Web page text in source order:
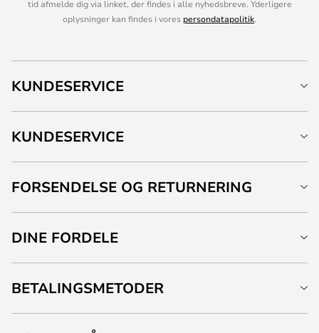
tid afmelde dig via linket, der findes i alle nyhedsbreve. Yderligere
oplysninger kan findes i vores persondatapolitik.
KUNDESERVICE
KUNDESERVICE
FORSENDELSE OG RETURNERING
DINE FORDELE
BETALINGSMETODER